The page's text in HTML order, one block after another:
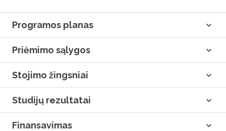
Programos planas
Priėmimo sąlygos
Stojimo žingsniai
Studijų rezultatai
Finansavimas